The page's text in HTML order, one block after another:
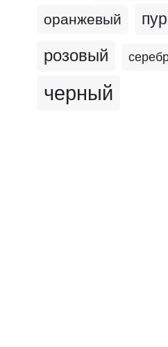
оранжевый
розовый
черный